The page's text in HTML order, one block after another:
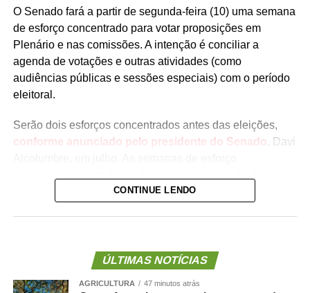
O Senado fará a partir de segunda-feira (10) uma semana
de esforço concentrado para votar proposições em
Plenário e nas comissões. A intenção é conciliar a
agenda de votações e outras atividades (como
audiências públicas e sessões especiais) com o período
eleitoral.
Serão dois esforços concentrados antes das eleições,
conforme anunciado pelo presidente do Senado , Davi
agosto e 3 de setembro) devem coincidir com os esforços
Presidência do Senado, mas quatro medidas provisórias
(MPs) aguardam votação dos senadores e podem entrar
na ordem do dia. Todas as medidas tratam de crédito
CONTINUE LENDO
ÚLTIMAS NOTÍCIAS
AGRICULTURA 47 minutos atrás